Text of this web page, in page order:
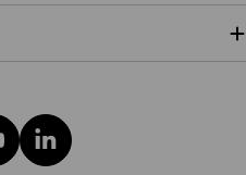
YouTubeTranslation missing: